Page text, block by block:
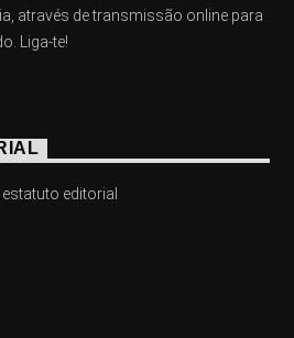
através de transmissão online para
Liga-te!
editorial